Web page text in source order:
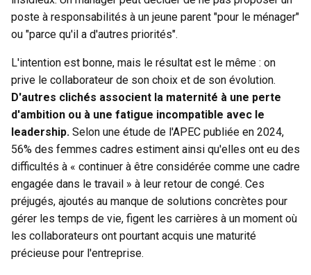
poste à responsabilités à un jeune parent "pour le ménager"
ou "parce qu'il a d'autres priorités".
L'intention est bonne, mais le résultat est le même : on
prive le collaborateur de son choix et de son évolution.
D'autres clichés associent la maternité à une perte
d'ambition ou à une fatigue incompatible avec le
leadership. Selon une étude de l'APEC publiée en 2024,
56% des femmes cadres estiment ainsi qu'elles ont eu des
difficultés à « continuer à être considérée comme une cadre
engagée dans le travail » à leur retour de congé. Ces
préjugés, ajoutés au manque de solutions concrètes pour
gérer les temps de vie, figent les carrières à un moment où
les collaborateurs ont pourtant acquis une maturité
précieuse pour l'entreprise.